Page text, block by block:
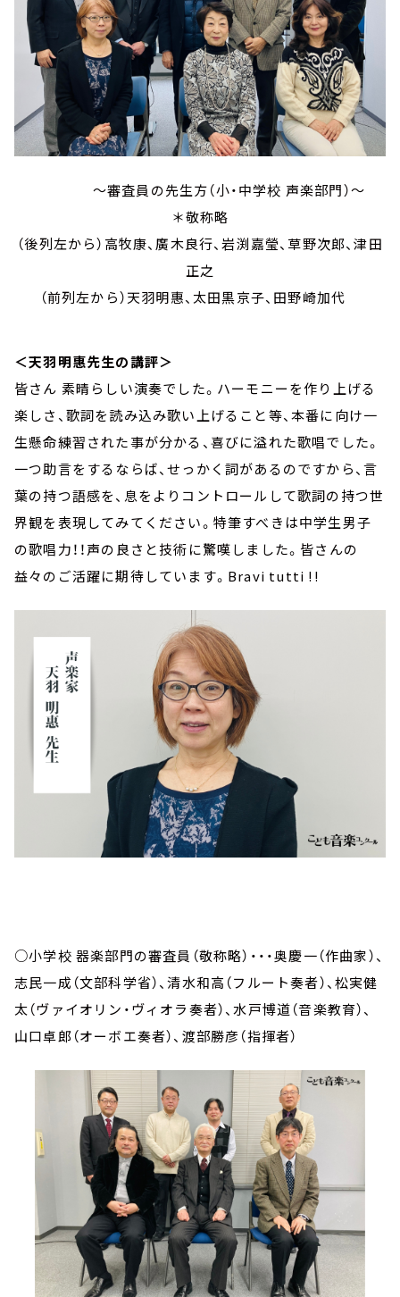
～審査員の先生方（小・中学校 声楽部門）～
＊敬称略
（後列左から）高牧康、廣木良行、岩渕嘉瑩、草野次郎、津田
正之
（前列左から）天羽明惠、太田黒京子、田野崎加代
＜天羽明惠先生の講評＞
皆さん 素晴らしい演奏でした。ハーモニーを作り上げる
楽しさ、歌詞を読み込み歌い上げること等、本番に向け一
生懸命練習された事が分かる、喜びに溢れた歌唱でした。
一つ助言をするならば、せっかく詞があるのですから、言
葉の持つ語感を、息をよりコントロールして歌詞の持つ世
界観を表現してみてください。特筆すべきは中学生男子
の歌唱力！！声の良さと技術に驚嘆しました。皆さんの
益々のご活躍に期待しています。Bravi tutti !!
○小学校 器楽部門の審査員（敬称略）・・・奥慶一（作曲家）、
志民一成（文部科学省）、清水和高（フルート奏者）、松実健
太（ヴァイオリン・ヴィオラ奏者）、水戸博道（音楽教育）、
山口卓郎（オーボエ奏者）、渡部勝彦（指揮者）